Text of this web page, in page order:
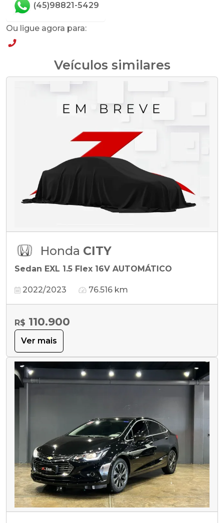
(45)98821-5429
Ou ligue agora para:
Veículos similares
Honda CITY
Sedan EXL 1.5 Flex 16V AUTOMÁTICO
2022/2023 76.516 km
R$ 110.900
Ver mais